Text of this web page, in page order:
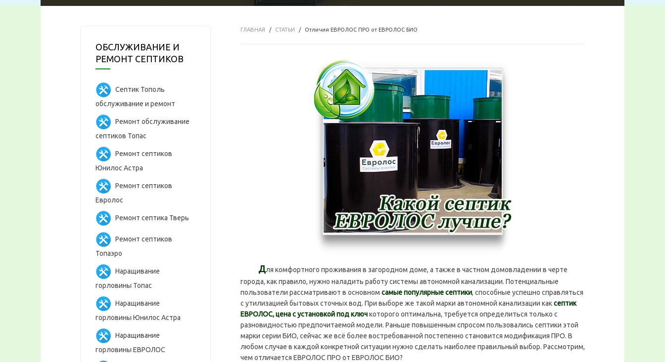
ГЛАВНАЯ СТАТЬИ Отличия ЕВРОЛОС ПРО от ЕВРОЛОС БИО
Для комфортного проживания в загородном доме, а также в частном домовладении в черте
города, как правило, нужно наладить работу системы автономной канализации. Потенциальные
пользователи рассматривают в основном самые популярные септики, способные успешно справляться
с утилизацией бытовых сточных вод. При выборе же такой марки автономной канализации каксептик
ЕВРОЛОС, цена с установкой под ключкоторого оптимальна, требуется определиться только с
разновидностью предпочитаемой модели. Раньше повышенным спросом пользовались септики этой
марки серии БИО, сейчас же всё более востребованной постепенно становится модификация ПРО. В
любом случае в каждой конкретной ситуации нужно сделать наиболее правильный выбор. Рассмотрим,
чем отличается ЕВРОЛОС ПРО от ЕВРОЛОС БИО?
ОБСЛУЖИВАНИЕ И
РЕМОНТ СЕПТИКОВ
Септик Тополь
обслуживание и ремонт
Ремонт обслуживание
септиков Топас
Ремонт септиков
Юнилос Астра
Ремонт септиков
Евролос
Ремонт септика Тверь
Ремонт септиков
Топаэро
Наращивание
горловины Топас
Наращивание
горловины Юнилос Астра
Наращивание
горловины ЕВРОЛОС